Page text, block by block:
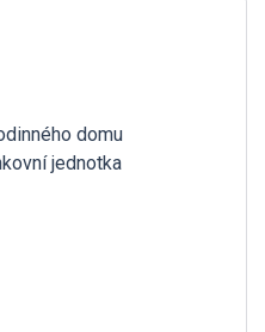
domu
jednotka